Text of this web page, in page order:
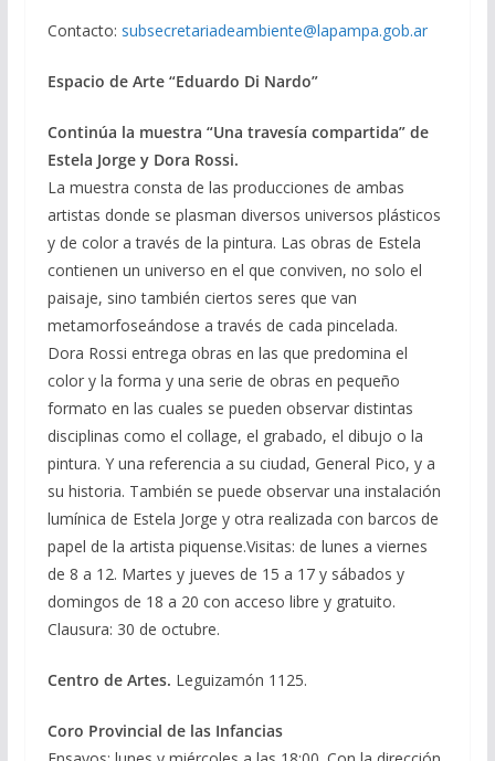
Contacto: subsecretariadeambiente@lapampa.gob.ar
Espacio de Arte “Eduardo Di Nardo”
Continúa la muestra “Una travesía compartida” de
Estela Jorge y Dora Rossi.
La muestra consta de las producciones de ambas
artistas donde se plasman diversos universos plásticos
y de color a través de la pintura. Las obras de Estela
contienen un universo en el que conviven, no solo el
paisaje, sino también ciertos seres que van
metamorfoseándose a través de cada pincelada.
Dora Rossi entrega obras en las que predomina el
color y la forma y una serie de obras en pequeño
formato en las cuales se pueden observar distintas
disciplinas como el collage, el grabado, el dibujo o la
pintura. Y una referencia a su ciudad, General Pico, y a
su historia. También se puede observar una instalación
lumínica de Estela Jorge y otra realizada con barcos de
papel de la artista piquense.Visitas: de lunes a viernes
de 8 a 12. Martes y jueves de 15 a 17 y sábados y
domingos de 18 a 20 con acceso libre y gratuito.
Clausura: 30 de octubre.
Centro de Artes. Leguizamón 1125.
Coro Provincial de las Infancias